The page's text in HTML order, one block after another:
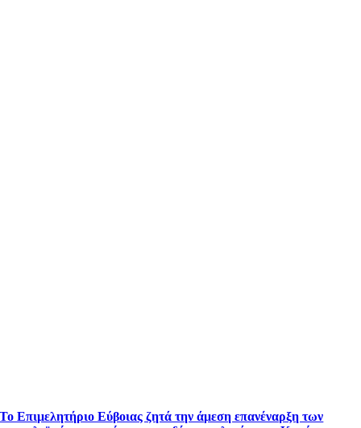
Το Επιμελητήριο Εύβοιας ζητά την άμεση επανέναρξη των